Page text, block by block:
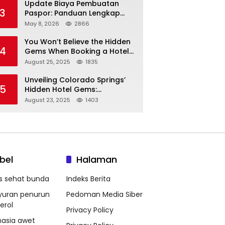
3
Update Biaya Pembuatan
Paspor: Panduan Lengkap
Tarif Resmi Negara!
May 8, 2026 2866
4
You Won’t Believe the Hidden
Gems When Booking a Hotel
in Louisville KY—From Cheap
August 25, 2025 1835
5
Unveiling Colorado Springs’
Hidden Hotel Gems:
Affordable Stays, Luxury
August 23, 2025 1403
sehat bunda
penurun
awet
Halaman
Indeks Berita
Pedoman Media Siber
Privacy Policy